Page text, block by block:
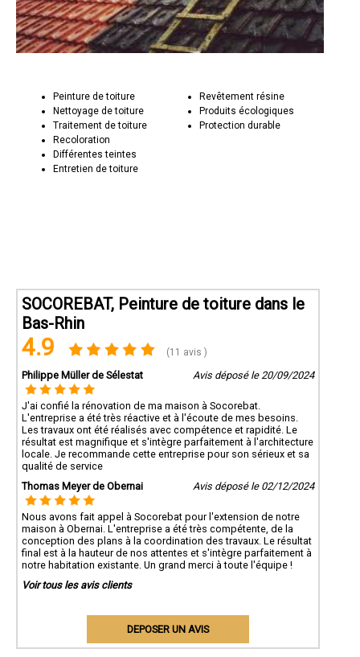
Peinture de toiture
Nettoyage de toiture
Traitement de toiture
Recoloration
Différentes teintes
Entretien de toiture
Revêtement résine
Produits écologiques
Protection durable
SOCOREBAT, Peinture de toiture dans le
Bas-Rhin
4.9 (11 avis )
Philippe Müller de Sélestat Avis déposé le 20/09/2024
J'ai confié la rénovation de ma maison à Socorebat.
L'entreprise a été très réactive et à l'écoute de mes besoins.
Les travaux ont été réalisés avec compétence et rapidité. Le
résultat est magnifique et s'intègre parfaitement à l'architecture
locale. Je recommande cette entreprise pour son sérieux et sa
qualité de service
Thomas Meyer de Obernai
Avis déposé le 02/12/2024
Nous avons fait appel à Socorebat pour l'extension de notre
maison à Obernai. L'entreprise a été très compétente, de la
conception des plans à la coordination des travaux. Le résultat
final est à la hauteur de nos attentes et s'intègre parfaitement à
notre habitation existante. Un grand merci à toute l'équipe !
Voir tous les avis clients
DEPOSER UN AVIS